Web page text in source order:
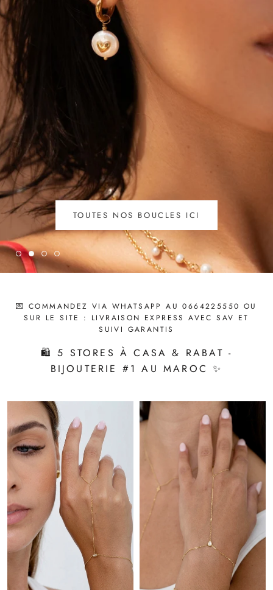
CRAQUEZ SUR NOS COLLIERS
💌 COMMANDEZ VIA WHATSAPP AU 0664225550 OU
SUR LE SITE : LIVRAISON EXPRESS AVEC SAV ET
SUIVI GARANTIS
🛍️ 5 STORES À CASA & RABAT -
BIJOUTERIE #1 AU MAROC ✨